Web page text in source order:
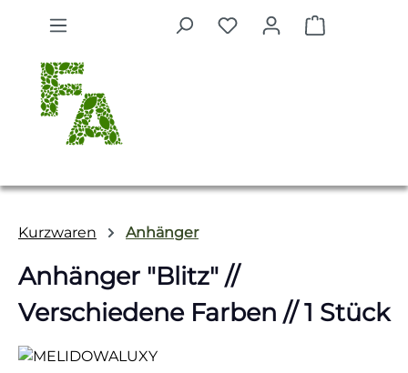
Zum Hauptinhalt springen
Kurzwaren Anhänger
Anhänger "Blitz" //
Verschiedene Farben // 1 Stück